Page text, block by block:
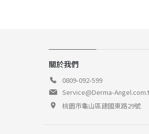
關於我們
0809-092-599
Service@Derma-
桃園市龜山區建國東路29號